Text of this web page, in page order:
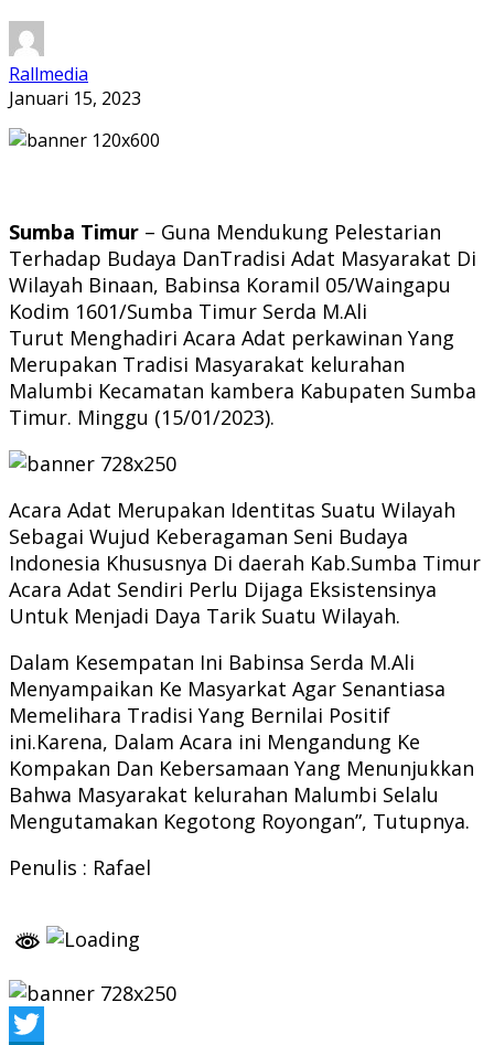
Rallmedia
Januari 15, 2023
Sumba Timur – Guna Mendukung Pelestarian
Terhadap Budaya DanTradisi Adat Masyarakat Di
Wilayah Binaan, Babinsa Koramil 05/Waingapu
Kodim 1601/Sumba Timur Serda M.Ali
Turut Menghadiri Acara Adat perkawinan Yang
Merupakan Tradisi Masyarakat kelurahan
Malumbi Kecamatan kambera Kabupaten Sumba
Timur. Minggu (15/01/2023).
Acara Adat Merupakan Identitas Suatu Wilayah
Sebagai Wujud Keberagaman Seni Budaya
Indonesia Khususnya Di daerah Kab.Sumba Timur
Acara Adat Sendiri Perlu Dijaga Eksistensinya
Untuk Menjadi Daya Tarik Suatu Wilayah.
Dalam Kesempatan Ini Babinsa Serda M.Ali
Menyampaikan Ke Masyarkat Agar Senantiasa
Memelihara Tradisi Yang Bernilai Positif
ini.Karena, Dalam Acara ini Mengandung Ke
Kompakan Dan Kebersamaan Yang Menunjukkan
Bahwa Masyarakat kelurahan Malumbi Selalu
Mengutamakan Kegotong Royongan”, Tutupnya.
Penulis : Rafael